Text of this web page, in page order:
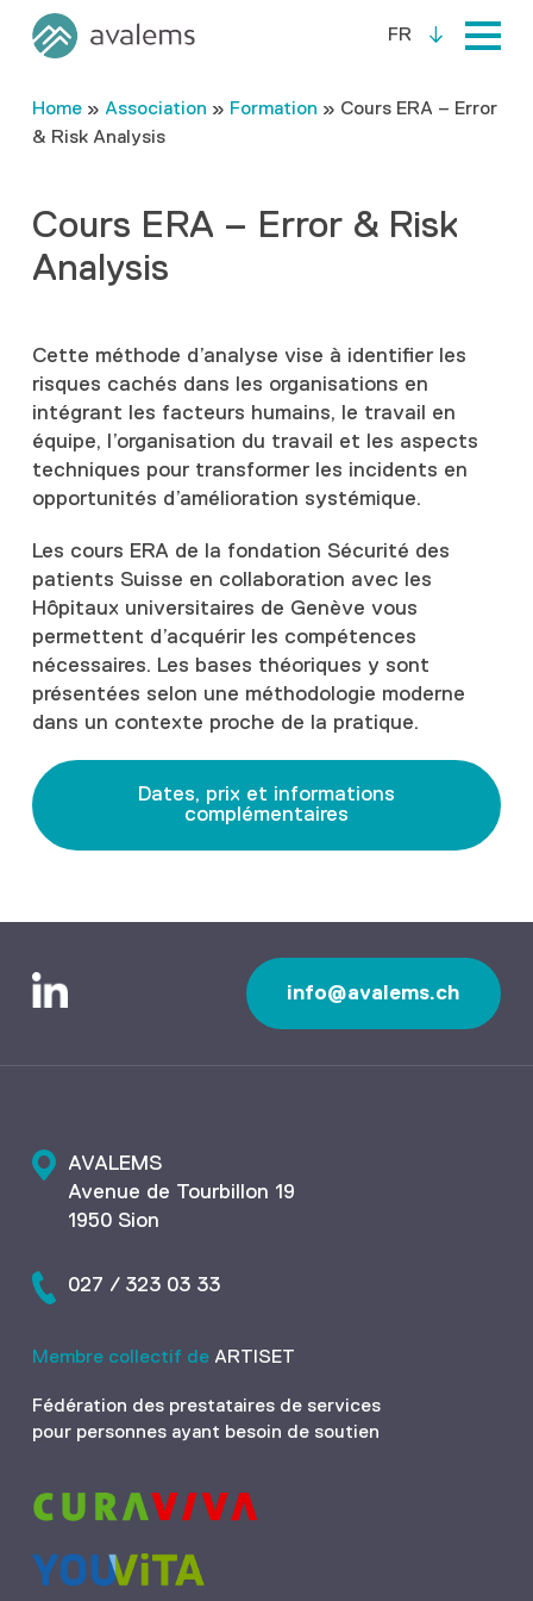
FR
Home» Association » Formation » Cours ERA – Error
& Risk Analysis
Cours ERA – Error & Risk
Analysis
Cette méthode d’analyse vise à identifier les
risques cachés dans les organisations en
intégrant les facteurs humains, le travail en
équipe, l’organisation du travail et les aspects
techniques pour transformer les incidents en
opportunités d’amélioration systémique.
Les cours ERA de la fondation Sécurité des
patients Suisse en collaboration avec les
Hôpitaux universitaires de Genève vous
permettent d’acquérir les compétences
nécessaires. Les bases théoriques y sont
présentées selon une méthodologie moderne
dans un contexte proche de la pratique.
Dates, prix et informations
complémentaires
info@avalems.ch
AVALEMS
Avenue de Tourbillon 19
1950 Sion
027 / 323 03 33
Membre collectif deARTISET
Fédération des prestataires de services
pour personnes ayant besoin de soutien